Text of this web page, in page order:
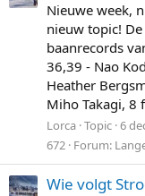
Nieuwe week,
nieuw topic!
baanrecords
36,39 - Nao
Heather
Miho Takagi, 8
Lorca Topic 6
672 Forum:
Wie volgt